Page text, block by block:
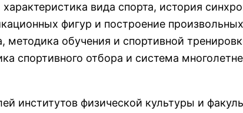
вида спорта, история
фигур и построение
методика обучения и спортивной
спортивного отбора и система
институтов физической культуры и